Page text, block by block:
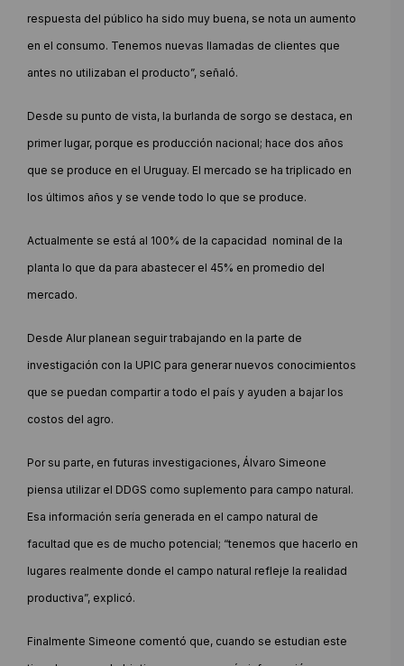
respuesta del público ha sido muy buena, se nota un aumento
en el consumo. Tenemos nuevas llamadas de clientes que
antes no utilizaban el producto”, señaló.
Desde su punto de vista, la burlanda de sorgo se destaca, en
primer lugar, porque es producción nacional; hace dos años
que se produce en el Uruguay. El mercado se ha triplicado en
los últimos años y se vende todo lo que se produce.
Actualmente se está al 100% de la capacidad nominal de la
planta lo que da para abastecer el 45% en promedio del
mercado.
Desde Alur planean seguir trabajando en la parte de
investigación con la UPIC para generar nuevos conocimientos
que se puedan compartir a todo el país y ayuden a bajar los
costos del agro.
Por su parte, en futuras investigaciones, Álvaro Simeone
piensa utilizar el DDGS como suplemento para campo natural.
Esa información sería generada en el campo natural de
facultad que es de mucho potencial; “tenemos que hacerlo en
lugares realmente donde el campo natural refleje la realidad
productiva”, explicó.
Finalmente Simeone comentó que, cuando se estudian este